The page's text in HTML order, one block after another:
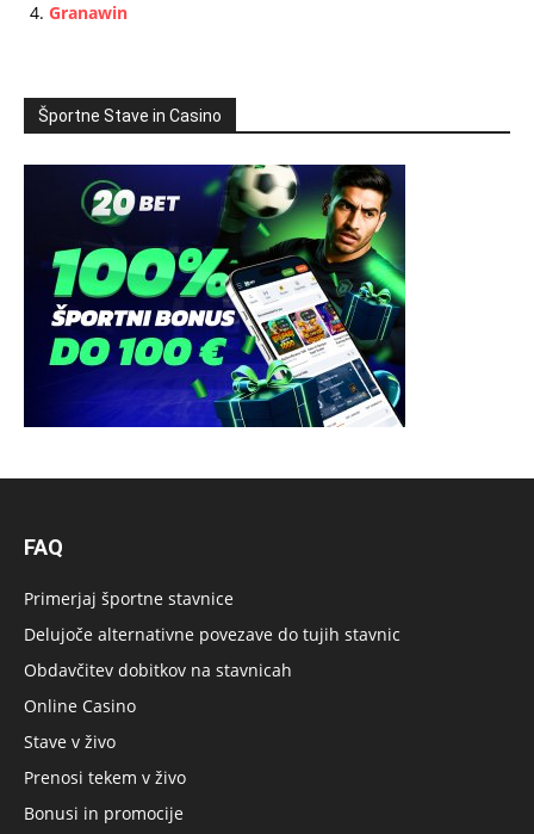
Granawin
Športne Stave in Casino
FAQ
Primerjaj športne stavnice
Delujoče alternativne povezave do tujih stavnic
Obdavčitev dobitkov na stavnicah
Online Casino
Stave v živo
Prenosi tekem v živo
Bonusi in promocije